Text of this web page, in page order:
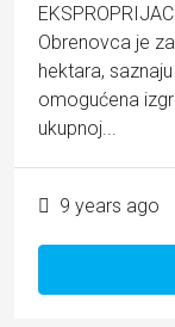
Obrenovca je
hektara,
omogućena
ukupnoj...
9 years ago